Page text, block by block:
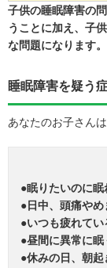
子供の睡眠障害の
うことに加え、子
な問題になります。
睡眠障害を疑う
あなたのお子さん
●眠りたいのに眠
●日中、頭痛や
●いつも疲れてい
●昼間に異常に
●休みの日、朝